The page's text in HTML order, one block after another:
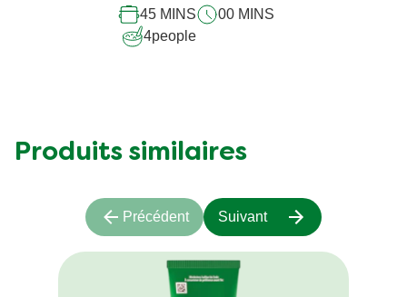
45 MINS
00 MINS
4people
Produits similaires
Précédent Suivant